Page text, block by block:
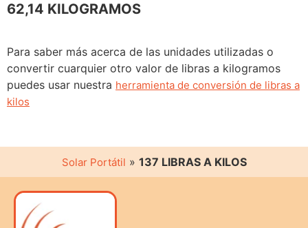
62,14 KILOGRAMOS
Para saber más acerca de las unidades utilizadas o
convertir cuarquier otro valor de libras a kilogramos
puedes usar nuestra herramienta de conversión de libras a
kilos
Solar Portátil » 137 LIBRAS A KILOS